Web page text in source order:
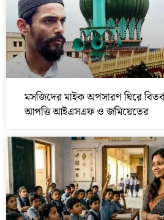
মসজিদের মাইক অপসারণ ঘিরে
আপত্তি আইএসএফ ও জমিয়েতের